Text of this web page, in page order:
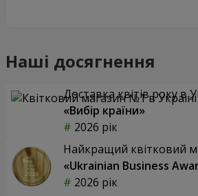
Наші досягнення
Доставка квітів року в
«Вибір країни»
2026 рік
Найкращий квітковий
«Ukrainian Business
2026 рік